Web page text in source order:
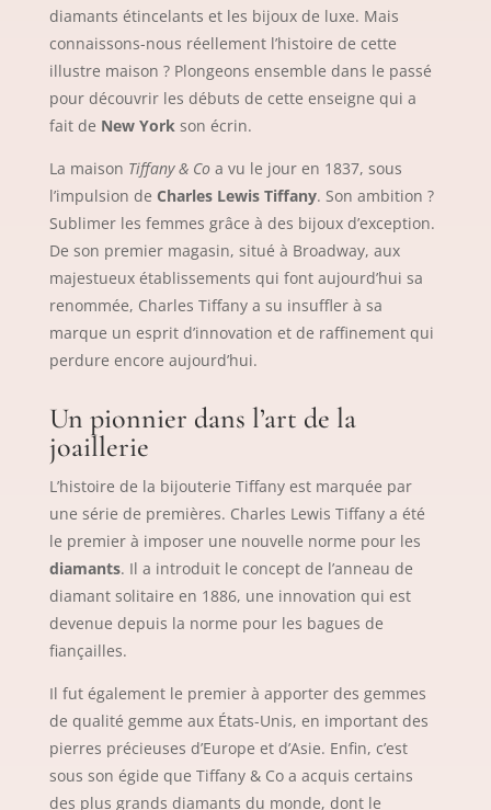
diamants étincelants et les bijoux de luxe. Mais
connaissons-nous réellement l’histoire de cette
illustre maison ? Plongeons ensemble dans le passé
pour découvrir les débuts de cette enseigne qui a
fait de New York son écrin.
La maison Tiffany & Coa vu le jour en 1837, sous
l’impulsion de Charles Lewis Tiffany. Son ambition ?
Sublimer les femmes grâce à des bijoux d’exception.
De son premier magasin, situé à Broadway, aux
majestueux établissements qui font aujourd’hui sa
renommée, Charles Tiffany a su insuffler à sa
marque un esprit d’innovation et de raffinement qui
perdure encore aujourd’hui.
Un pionnier dans l’art de la
joaillerie
L’histoire de la bijouterie Tiffany est marquée par
une série de premières. Charles Lewis Tiffany a été
le premier à imposer une nouvelle norme pour les
diamants. Il a introduit le concept de l’anneau de
diamant solitaire en 1886, une innovation qui est
devenue depuis la norme pour les bagues de
fiançailles.
Il fut également le premier à apporter des gemmes
de qualité gemme aux États-Unis, en important des
pierres précieuses d’Europe et d’Asie. Enfin, c’est
sous son égide que Tiffany & Co a acquis certains
des plus grands diamants du monde, dont le